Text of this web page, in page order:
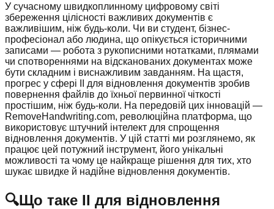
У сучасному швидкоплинному цифровому світі
збереження цілісності важливих документів є
важливішим, ніж будь-коли. Чи ви студент, бізнес-
професіонал або людина, що опікується історичними
записами — робота з рукописними нотатками, плямами
чи спотвореннями на відсканованих документах може
бути складним і виснажливим завданням. На щастя,
прогрес у сфері ІІ для відновлення документів зробив
повернення файлів до їхньої первинної чіткості
простішим, ніж будь-коли. На передовій цих інновацій —
RemoveHandwriting.com, революційна платформа, що
використовує штучний інтелект для спрощення
відновлення документів. У цій статті ми розглянемо, як
працює цей потужний інструмент, його унікальні
можливості та чому це найкраще рішення для тих, хто
шукає швидке й надійне відновлення документів.
🔍Що таке ІІ для відновлення